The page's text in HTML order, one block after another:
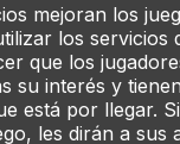
mejoran los
los servicios
que los
su interés y
está por llegar.
les dirán a sus